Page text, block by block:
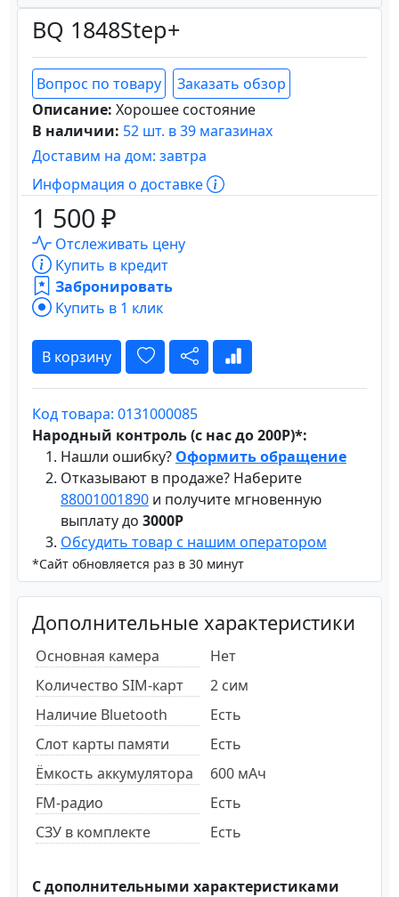
BQ 1848Step+
Вопрос по товару
Заказать обзор
Описание: Хорошее состояние
В наличии: 52 шт. в 39 магазинах
Доставим на дом: завтра
Информация о доставке
1 500 ₽
Отслеживать цену
Купить в кредит
Забронировать
Купить в 1 клик
В корзину
Код товара: 0131000085
Народный контроль (с нас до 200Р)*:
Нашли ошибку? Оформить обращение
Отказывают в продаже? Наберите
88001001890 и получите мгновенную
выплату до 3000Р
Обсудить товар с нашим оператором
*Сайт обновляется раз в 30 минут
Дополнительные характеристики
Основная камера
Нет
Количество SIM-карт
2 сим
Наличие Bluetooth
Есть
Слот карты памяти
Есть
Ёмкость аккумулятора
600 мАч
FM-радио
Есть
СЗУ в комплекте
Есть
С дополнительными характеристиками